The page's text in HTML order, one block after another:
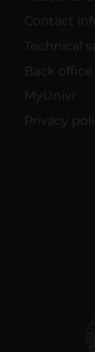
Contact
Technical
Back
MyUnivr
Privacy